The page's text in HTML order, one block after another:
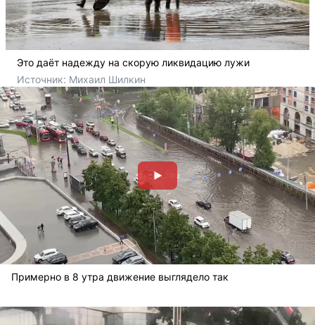
Это даёт надежду на скорую ликвидацию лужи
Источник: Михаил Шилкин
Примерно в 8 утра движение выглядело так